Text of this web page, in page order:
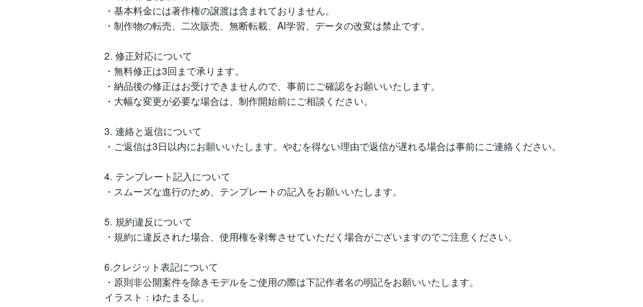
・基本料金には著作権の譲渡は含まれておりません。
・制作物の転売、二次販売、無断転載、AI学習、データの改変は禁止です。
2. 修正対応について
・無料修正は3回まで承ります。
・納品後の修正はお受けできませんので、事前にご確認をお願いいたします。
・大幅な変更が必要な場合は、制作開始前にご相談ください。
3. 連絡と返信について
・ご返信は3日以内にお願いいたします。やむを得ない理由で返信が遅れる場合は事前にご連絡ください。
4. テンプレート記入について
・スムーズな進行のため、テンプレートの記入をお願いいたします。
5. 規約違反について
・規約に違反された場合、使用権を剥奪させていただく場合がございますのでご注意ください。
6.クレジット表記について
・原則非公開案件を除きモデルをご使用の際は下記作者名の明記をお願いいたします。
イラスト：ゆたまるし。